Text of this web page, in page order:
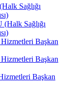
Sağlığı
Sağlığı
Başkan
Başkan
Başkan